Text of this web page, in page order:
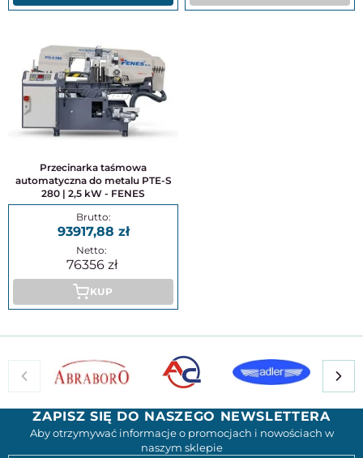
Przecinarka taśmowa
automatyczna do metalu PTE-S
280 | 2,5 kW - FENES
93917,88
76356
KUP
ZAPISZ SIĘ DO NASZEGO NEWSLETTERA
Aby otrzymywać informacje o promocjach i nowościach w
naszym sklepie